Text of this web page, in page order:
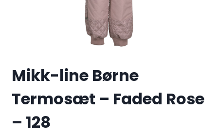
Mikk-line Børne
Termosæt – Faded Rose
– 128